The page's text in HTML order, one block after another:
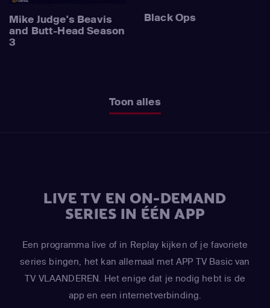
Mike Judge's Beavis
and Butt-Head Season
3
Black Ops
Toon alles
LIVE TV EN ON-DEMAND
SERIES IN ÉÉN APP
Een programma live of in Replay kijken of je favoriete
series bingen, het kan allemaal met APP TV Basic van
TV VLAANDEREN. Het enige dat je nodig hebt is de
app en een internetverbinding.